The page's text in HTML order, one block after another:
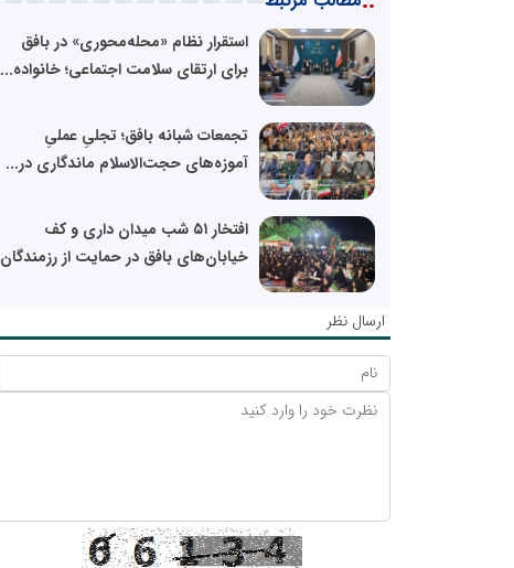
استقرار نظام «محله‌محوری» در بافق
برای ارتقای سلامت اجتماعی؛ خانواده...
تجمعات شبانه بافق؛ تجلیِ عملیِ
آموزه‌های حجت‌الاسلام ماندگاری در...
افتخار ۵۱ شب میدان داری و کف
خیابان‌های بافق در حمایت از رزمندگان
ارسال نظر